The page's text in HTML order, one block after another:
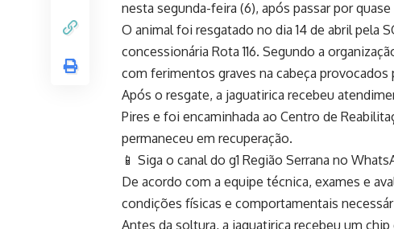
nesta segunda-feira (6), após passar por
O animal foi resgatado no dia 14 de abril pela
concessionária Rota 116. Segundo a
com ferimentos graves na cabeça
Após o resgate, a jaguatirica recebeu
Pires e foi encaminhada ao Centro de
permaneceu em recuperação.
📱 Siga o canal do g1 Região Serrana no
De acordo com a equipe técnica, exames e
condições físicas e comportamentais
Antes da soltura, a jaguatirica recebeu um